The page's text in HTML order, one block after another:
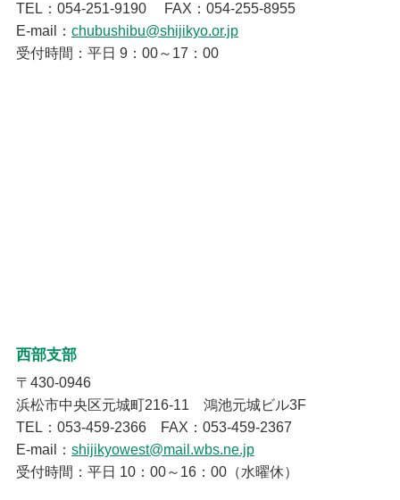
TEL：054-251-9190 FAX：054-255-8955
E-mail： chubushibu@shijikyo.or.jp
受付時間：平日 9：00～17：00
西部支部
〒430-0946
浜松市中央区元城町216-11 鴻池元城ビル3F
TEL：053-459-2366 FAX：053-459-2367
E-mail： shijikyowest@mail.wbs.ne.jp
受付時間：平日 10：00～16：00（水曜休）